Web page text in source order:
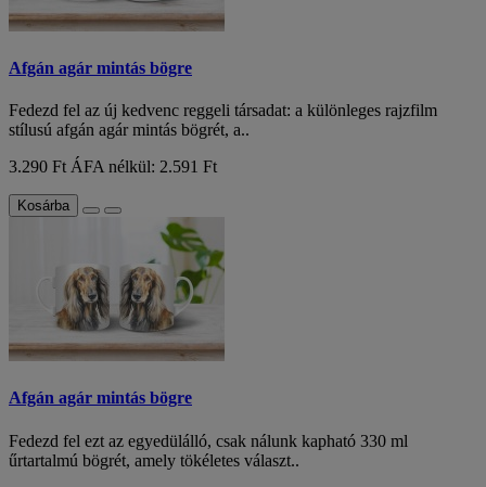
Afgán agár mintás bögre
Fedezd fel az új kedvenc reggeli társadat: a különleges rajzfilm
stílusú afgán agár mintás bögrét, a..
3.290 Ft ÁFA nélkül: 2.591 Ft
Kosárba
Afgán agár mintás bögre
Fedezd fel ezt az egyedülálló, csak nálunk kapható 330 ml
űrtartalmú bögrét, amely tökéletes választ..